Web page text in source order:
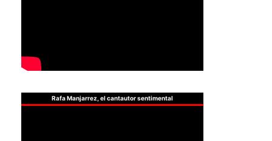
Rafa Manjarrez, el cantautor sentimental